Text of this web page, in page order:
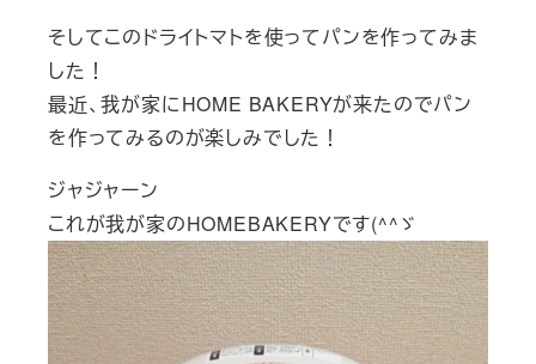
そしてこのドライトマトを使ってパンを作ってみま
した！
最近、我が家にHOME BAKERYが来たのでパン
を作ってみるのが楽しみでした！
ジャジャーン
これが我が家のHOMEBAKERYです(^^ゞ